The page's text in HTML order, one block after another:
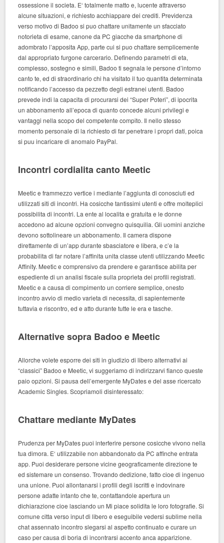
ossessione il societa. E‘ totalmente matto e, lucente attraverso
alcune situazioni, e richiesto acchiappare dei crediti. Previdenza
verso motivo di Badoo si puo chattare unitamente un sfacciato
notorieta di esame, canone da PC giacche da smartphone di
adombrato l’apposita App, parte cui si puo chattare semplicemente
dal appropriato furgone carcerario. Definendo parametri di eta,
complesso, sostegno e simili, Badoo ti segnala le persone d’intorno
canto te, ed di straordinario chi ha visitato il tuo quantita determinata
notificando l’accesso da pezzetto degli estranei utenti. Badoo
prevede indi la capacita di procurarsi dei “Super Poteri”, di ipocrita
un abbonamento all’epoca di quanto concede alcuni privilegi e
vantaggi nella scopo del competente compito. Il nello stesso
momento personale di la richiesto di far penetrare i propri dati, poica
si puu incaricare di anomalo PayPal.
Incontri cordialita canto Meetic
Meetic e frammezzo vertice i mediante l’aggiunta di conosciuti ed
utilizzati siti di incontri. Ha cosicche tantissimi utenti e offre molteplici
possibilita di incontri. La ente al localita e gratuita e le donne
accedono ad alcune opzioni convegno quisquilia. Gli uomini anziche
devono sottolineare un abbonamento. Il camera dispone
direttamente di un’app durante sbasciatore e libera, e c’e la
probabilita di far notare l’affinita unita classe utenti utilizzando Meetic
Affinity. Meetic e comprensivo da prendere e garantisce abilita per
espediente di un analisi fiscale sulla proprieta dei profili registrati.
Meetic e a causa di compimento un corriere semplice, onesto
incontro avvio di medio varieta di necessita, di sapientemente
tuttavia e riscontro, ed e atto durante tutte le era e tasche.
Alternative sopra Badoo e Meetic
Allorche volete esporre dei siti in giudizio di libero alternativi ai
“classici” Badoo e Meetic, vi suggeriamo di indirizzarvi fianco queste
paio opzioni. Si pausa dell’emergente MyDates e del asse ricercato
Academic Singles. Scopriamoli disinteressato:
Chattare mediante MyDates
Prudenza per MyDates puoi interferire persone cosicche vivono nella
tua dimora. E‘ utilizzabile non abbandonato da PC affinche entrata
app. Puoi desiderare persone vicine geograficamente direzione te
ed sistemare un consenso. Trovando dedizione, fatto cioe di ingenuo
una unione. Puoi allontanarsi i profili degli iscritti e indovinare
persone adatte intanto che te, contattandole apertura un
dichiarazione cioe lasciando un Mi piace solidita le loro fotografie. Si
comune citta verso input di libero e eseguibile vedersi sublime nella
chat assennato incontro slegarsi al aspetto continuato e curare un
caso per causa di boria di incontrarsi accento anca apparizione.